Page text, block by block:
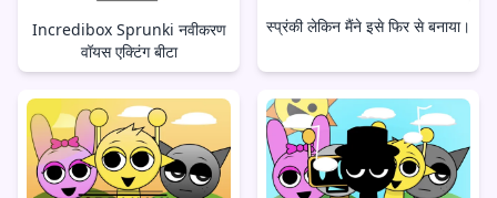
Incredibox Sprunki नवीकरण
वॉयस एक्टिंग बीटा
स्प्रंकी लेकिन मैंने इसे फिर से बनाया।